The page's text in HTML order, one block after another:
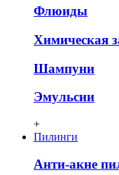
Флюиды
Химическая
Шампуни
Эмульсии
+
Пилинги
Анти-акне